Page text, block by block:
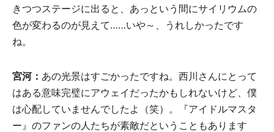
きつつステージに出ると、あっという間にサイリウムの
色が変わるのが見えて……いや～、うれしかったです
ね。
宮河： あの光景はすごかったですね。西川さんにとって
はある意味完璧にアウェイだったかもしれないけど、僕
は心配していませんでしたよ（笑）。『アイドルマスタ
ー』のファンの人たちが素敵だということもあります